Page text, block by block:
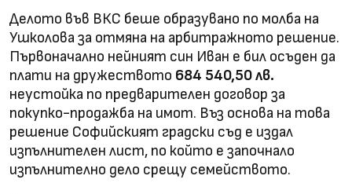
Делото във ВКС беше образувано по молба на
Ушколова за отмяна на арбитражното решение.
Първоначално нейният син Иван е бил осъден да
плати на дружеството 684 540,50 лв.
неустойка по предварителен договор за
покупко-продажба на имот. Въз основа на това
решение Софийският градски съд е издал
изпълнителен лист, по който е започнало
изпълнително дело срещу семейството.